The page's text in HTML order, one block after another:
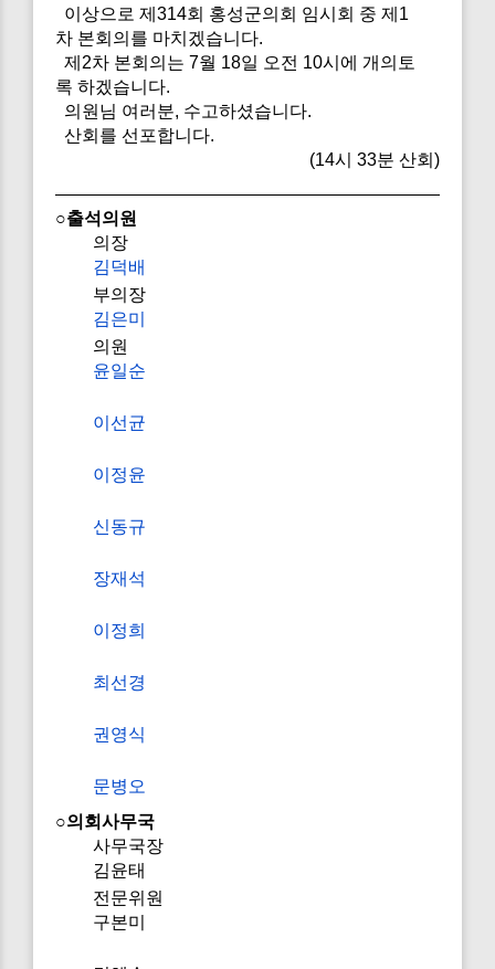
이상으로 제314회 홍성군의회 임시회 중 제1
차 본회의를 마치겠습니다.
제2차 본회의는 7월 18일 오전 10시에 개의토
록 하겠습니다.
의원님 여러분, 수고하셨습니다.
산회를 선포합니다.
(14시 33분 산회)
○출석의원
의장
김덕배
부의장
김은미
의원
윤일순
이선균
이정윤
신동규
장재석
이정희
최선경
권영식
문병오
○의회사무국
사무국장
김윤태
전문위원
구본미